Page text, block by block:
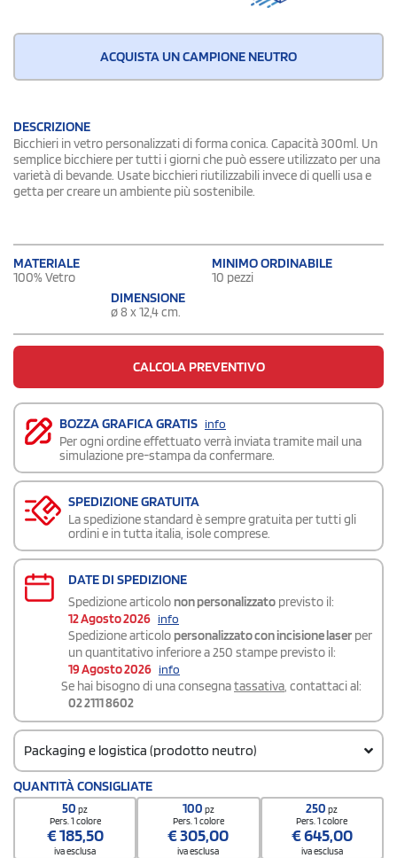
ACQUISTA UN CAMPIONE NEUTRO
DESCRIZIONE
Bicchieri in vetro personalizzati di forma conica. Capacità 300ml. Un
semplice bicchiere per tutti i giorni che può essere utilizzato per una
varietà di bevande. Usate bicchieri riutilizzabili invece di quelli usa e
getta per creare un ambiente più sostenibile.
MATERIALE
100% Vetro
MINIMO ORDINABILE
10 pezzi
DIMENSIONE
ø 8 x 12,4 cm.
CALCOLA PREVENTIVO
BOZZA GRAFICA GRATIS info
Per ogni ordine effettuato verrà inviata tramite mail una
simulazione pre-stampa da confermare.
SPEDIZIONE GRATUITA
La spedizione standard è sempre gratuita per tutti gli
ordini e in tutta italia, isole comprese.
DATE DI SPEDIZIONE
Spedizione articolo non personalizzato previsto il:
12 Agosto 2026 info
Spedizione articolo personalizzato con incisione laser per
un quantitativo inferiore a 250 stampe previsto il:
19 Agosto 2026 info
Se hai bisogno di una consegnatassativa, contattaci al:
02 2111 8602
Packaging e logistica (prodotto neutro)
Codice doganale
7013 3799
Quantità per scatola
QUANTITÀ CONSIGLIATE
50pz
Pers. 1 colore
€185,50
iva esclusa
100 pz
Pers. 1 colore
€305,00
iva esclusa
250pz
Pers. 1 colore
€645,00
iva esclusa